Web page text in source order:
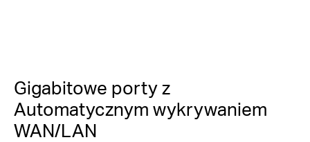
Gigabitowe porty z
Automatycznym wykrywaniem
WAN/LAN